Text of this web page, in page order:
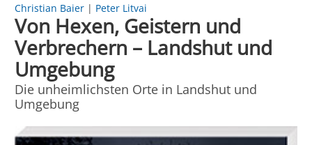
Christian Baier | Peter Litvai
Von Hexen, Geistern und
Verbrechern – Landshut und
Umgebung
Die unheimlichsten Orte in Landshut und
Umgebung